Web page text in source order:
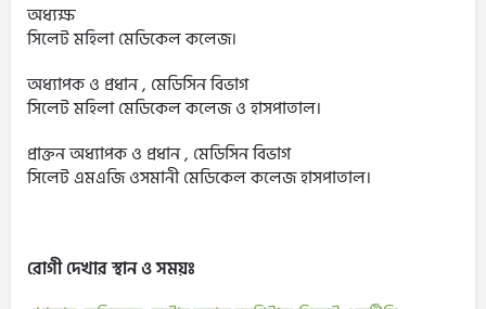
অধ্যক্ষ
সিলেট মহিলা মেডিকেল কলেজ।
অধ্যাপক ও প্রধান , মেডিসিন বিভাগ
সিলেট মহিলা মেডিকেল কলেজ ও হাসপাতাল।
প্রাক্তন অধ্যাপক ও প্রধান , মেডিসিন বিভাগ
সিলেট এমএজি ওসমানী মেডিকেল কলেজ হাসপাতাল।
রোগী দেখার স্থান ও সময়ঃ